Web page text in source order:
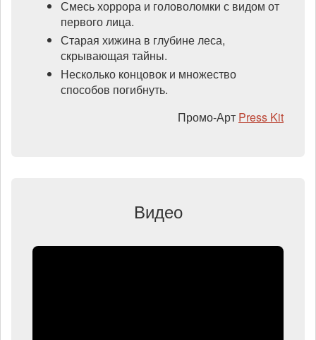
Смесь хоррора и головоломки с видом от
первого лица.
Старая хижина в глубине леса,
скрывающая тайны.
Несколько концовок и множество
способов погибнуть.
Промо-Арт Press Kit
Видео